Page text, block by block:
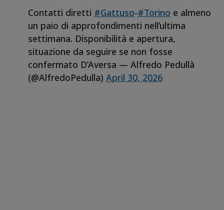
Contatti diretti #Gattuso-#Torino e almeno
un paio di approfondimenti nell’ultima
settimana. Disponibilità e apertura,
situazione da seguire se non fosse
confermato D’Aversa — Alfredo Pedullà
(@AlfredoPedulla) April 30, 2026